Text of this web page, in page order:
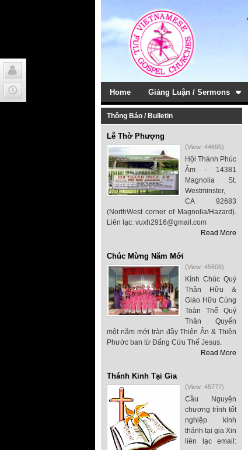
Home Giảng Luận / Sermons
Thông Báo / Bulletin
Lễ Thờ Phượng
(View: 44695)
Hội Thánh Phúc
Âm - 14381
Magnolia St.
Westminster,
CA 92683
(NorthWest corner of Magnolia/Hazard).
Liên lạc: vuxh2916@gmail.com
Read More
Chúc Mừng Năm Mới
(View: 45606)
Kính Chúc Quý
Thân Hữu &
Giáo Hữu Cùng
Toàn Thể Quý
Thân Quyến
một năm mới tràn đầy Thiên Ân & Thiên
Phước ban từ Đấng Cứu Thế Jesus.
Read More
Thánh Kinh Tại Gia
(View: 45777)
Cầu Nguyện
chương trình tốt
nghiệp kinh
thánh tại gia Xin
liên lạc email: